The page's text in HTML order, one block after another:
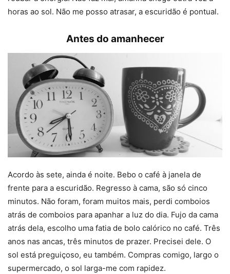
horas ao sol. Não me posso atrasar, a escuridão é pontual.
Antes do amanhecer
Acordo às sete, ainda é noite. Bebo o café à janela de
frente para a escuridão. Regresso à cama, são só cinco
minutos. Não foram, foram muitos mais, perdi comboios
atrás de comboios para apanhar a luz do dia. Fujo da cama
atrás dela, escolho uma fatia de bolo calórico no café. Três
anos nas ancas, três minutos de prazer. Precisei dele. O
sol está preguiçoso, eu também. Compras comigo, largo o
supermercado, o sol larga-me com rapidez.